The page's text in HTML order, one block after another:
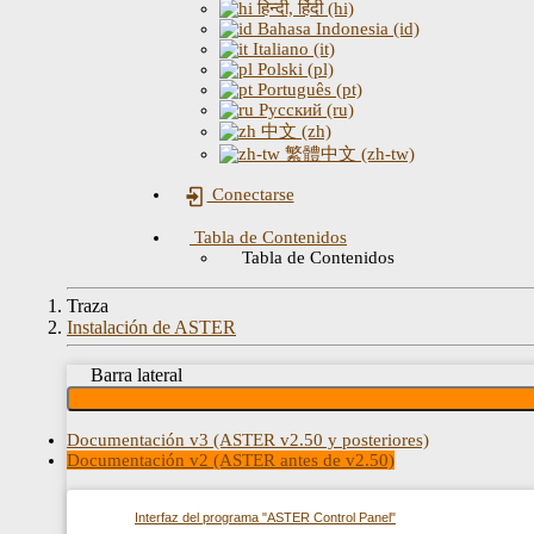
हिन्दी, हिंदी (hi)
Bahasa Indonesia (id)
Italiano (it)
Polski (pl)
Português (pt)
Русский (ru)
中文 (zh)
繁體中文 (zh-tw)
Conectarse
Tabla de Contenidos
Tabla de Contenidos
Traza
Instalación de ASTER
Barra lateral
Documentación v3 (ASTER v2.50 y posteriores)
Documentación v2 (ASTER antes de v2.50)
Interfaz del programa "ASTER Control Panel"